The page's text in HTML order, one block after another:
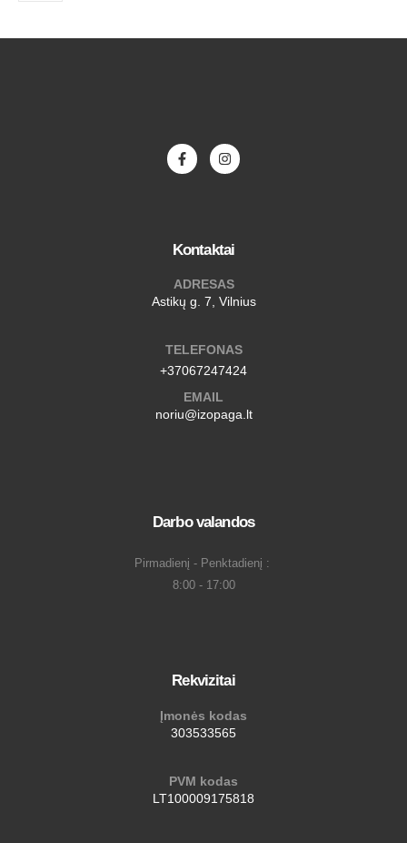
Kontaktai
ADRESAS
Astikų g. 7, Vilnius
TELEFONAS
+37067247424
EMAIL
noriu@izopaga.lt
Darbo valandos
Pirmadienį - Penktadienį :
8:00 - 17:00
Rekvizitai
Įmonės kodas
303533565
PVM kodas
LT100009175818